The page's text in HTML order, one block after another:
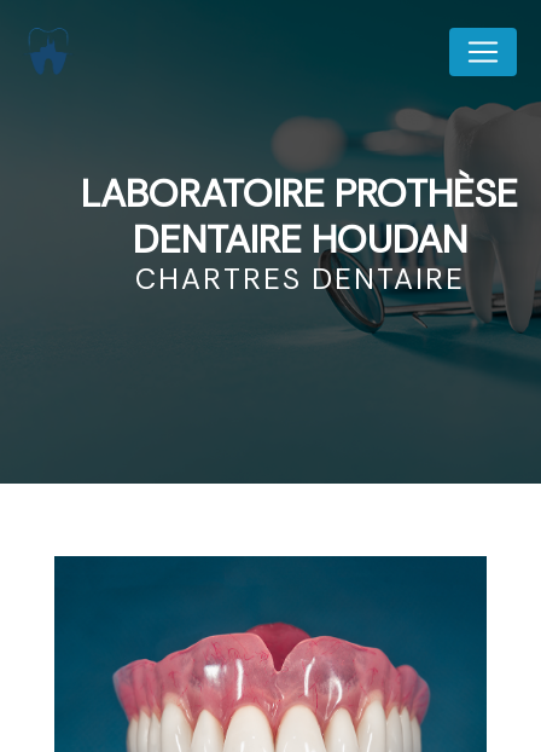
LABORATOIRE PROTHÈSE
DENTAIRE HOUDAN
CHARTRES DENTAIRE